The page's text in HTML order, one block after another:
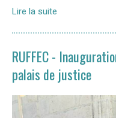
Lire la suite
RUFFEC -
palais de justice